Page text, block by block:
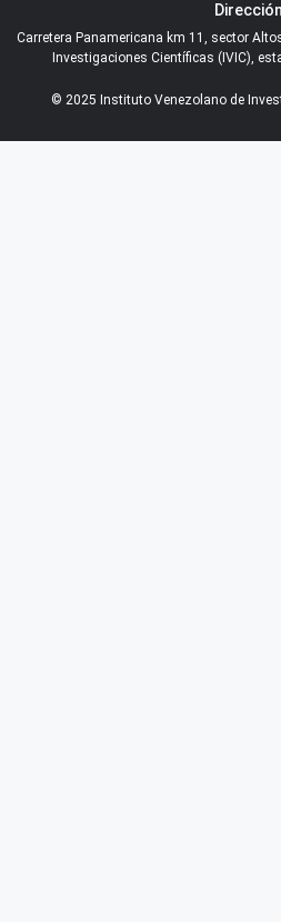
Dirección
Carretera Panamericana km 11, sector
Investigaciones Científicas (IVIC),
© 2025 Instituto Venezolano de